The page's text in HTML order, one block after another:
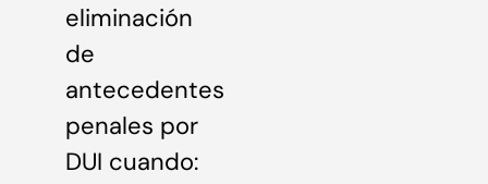
eliminación
de
antecedentes
penales por
DUI cuando: